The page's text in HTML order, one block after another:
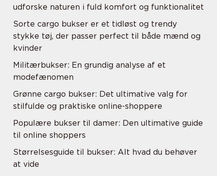
udforske naturen i fuld komfort og funktionalitet
Sorte cargo bukser er et tidløst og trendy
stykke tøj, der passer perfect til både mænd og
kvinder
Militærbukser: En grundig analyse af et
modefænomen
Grønne cargo bukser: Det ultimative valg for
stilfulde og praktiske online-shoppere
Populære bukser til damer: Den ultimative guide
til online shoppers
Størrelsesguide til bukser: Alt hvad du behøver
at vide